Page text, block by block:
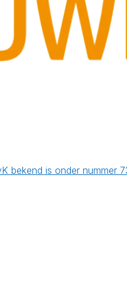
bekend is onder